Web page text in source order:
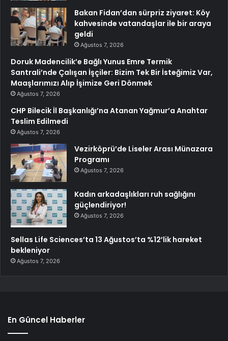
Bakan Fidan’dan sürpriz ziyaret: Köy
kahvesinde vatandaşlar ile bir araya
geldi
Ağustos 7, 2026
Doruk Madencilik’e Bağlı Yunus Emre Termik
Santrali’nde Çalışan İşçiler: Bizim Tek Bir İsteğimiz Var,
Maaşlarımızı Alıp İşimize Geri Dönmek
Ağustos 7, 2026
CHP Bilecik İl Başkanlığı’na Atanan Yağmur’a Anahtar
Teslim Edilmedi
Ağustos 7, 2026
Vezirköprü’de Liseler Arası Münazara
Programı
Ağustos 7, 2026
Kadın arkadaşlıkları ruh sağlığını
güçlendiriyor!
Ağustos 7, 2026
Sellas Life Sciences’ta 13 Ağustos’ta %12’lik hareket
bekleniyor
Ağustos 7, 2026
En Güncel Haberler